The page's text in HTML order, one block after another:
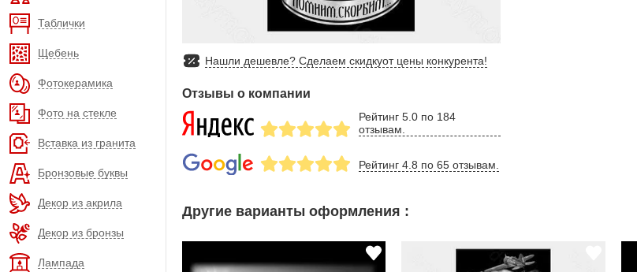
Таблички
Щебень
Фотокерамика
Фото на стекле
Вставка из гранита
Бронзовые буквы
Декор из акрила
Декор из бронзы
Лампада
Нашли дешевле? Сделаем скидкуот цены конкурента!
Отзывы о компании
Рейтинг 5.0 по 184
отзывам.
Рейтинг 4.8 по 65 отзывам.
Другие варианты оформления :